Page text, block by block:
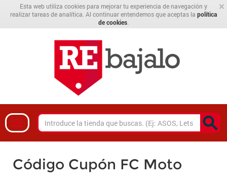
×
Esta web utiliza cookies para mejorar tu experiencia de navegación y
realizar tareas de analítica. Al continuar entendemos que aceptas la política
de cookies
Código Cupón FC Moto